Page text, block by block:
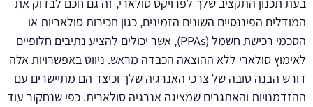
בעת תכנון התקציב שלך לפרויקט סולארי, זה גם חכם לבדוק את
המודלים הפיננסיים השונים הזמינים, כגון חכירות סולאריות או
הסכמי רכישת חשמל (PPAs), אשר יכולים להציע נתיבים חלופיים
לאימוץ סולארי ללא ההוצאה הכבדה מראש. ניווט באפשרויות אלה
דורש הבנה טובה של צרכי האנרגיה שלך וכיצד הם מתיישרים עם
ההזדמנויות והאתגרים שמציגה אנרגיה סולארית. כפי שנחקור עוד